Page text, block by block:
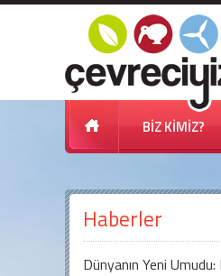
BİZ KİMİZ?
Haberler
Dünyanın Yeni